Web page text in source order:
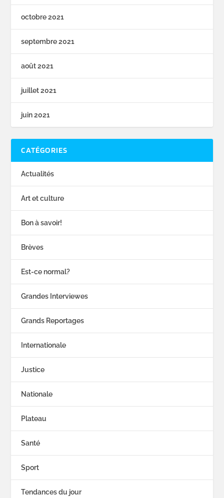
octobre 2021
septembre 2021
août 2021
juillet 2021
juin 2021
CATÉGORIES
Actualités
Art et culture
Bon à savoir!
Brèves
Est-ce normal?
Grandes Interviewes
Grands Reportages
Internationale
Justice
Nationale
Plateau
Santé
Sport
Tendances du jour